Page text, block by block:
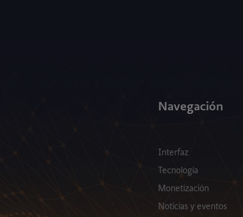
Navegación
Interfaz
Tecnología
Monetización
Noticias y eventos